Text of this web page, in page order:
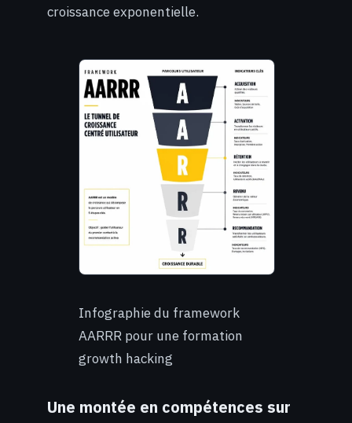
croissance exponentielle.
Infographie du framework
AARRR pour une formation
growth hacking
Une montée en compétences sur